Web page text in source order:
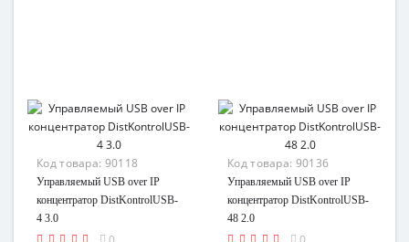
Код товара: 90118
Управляемый USB over IP
концентратор DistKontrolUSB-
4 3.0
Код товара: 90136
Управляемый USB over IP
концентратор DistKontrolUSB-
48 2.0